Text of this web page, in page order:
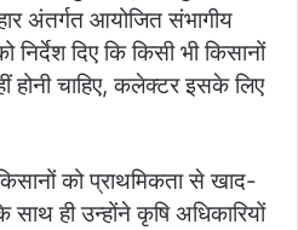
अंतर्गत आयोजित संभागीय
निर्देश दिए कि किसी भी किसानों
होनी चाहिए, कलेक्टर इसके लिए
को प्राथमिकता से खाद-
ही उन्होंने कृषि अधिकारियों